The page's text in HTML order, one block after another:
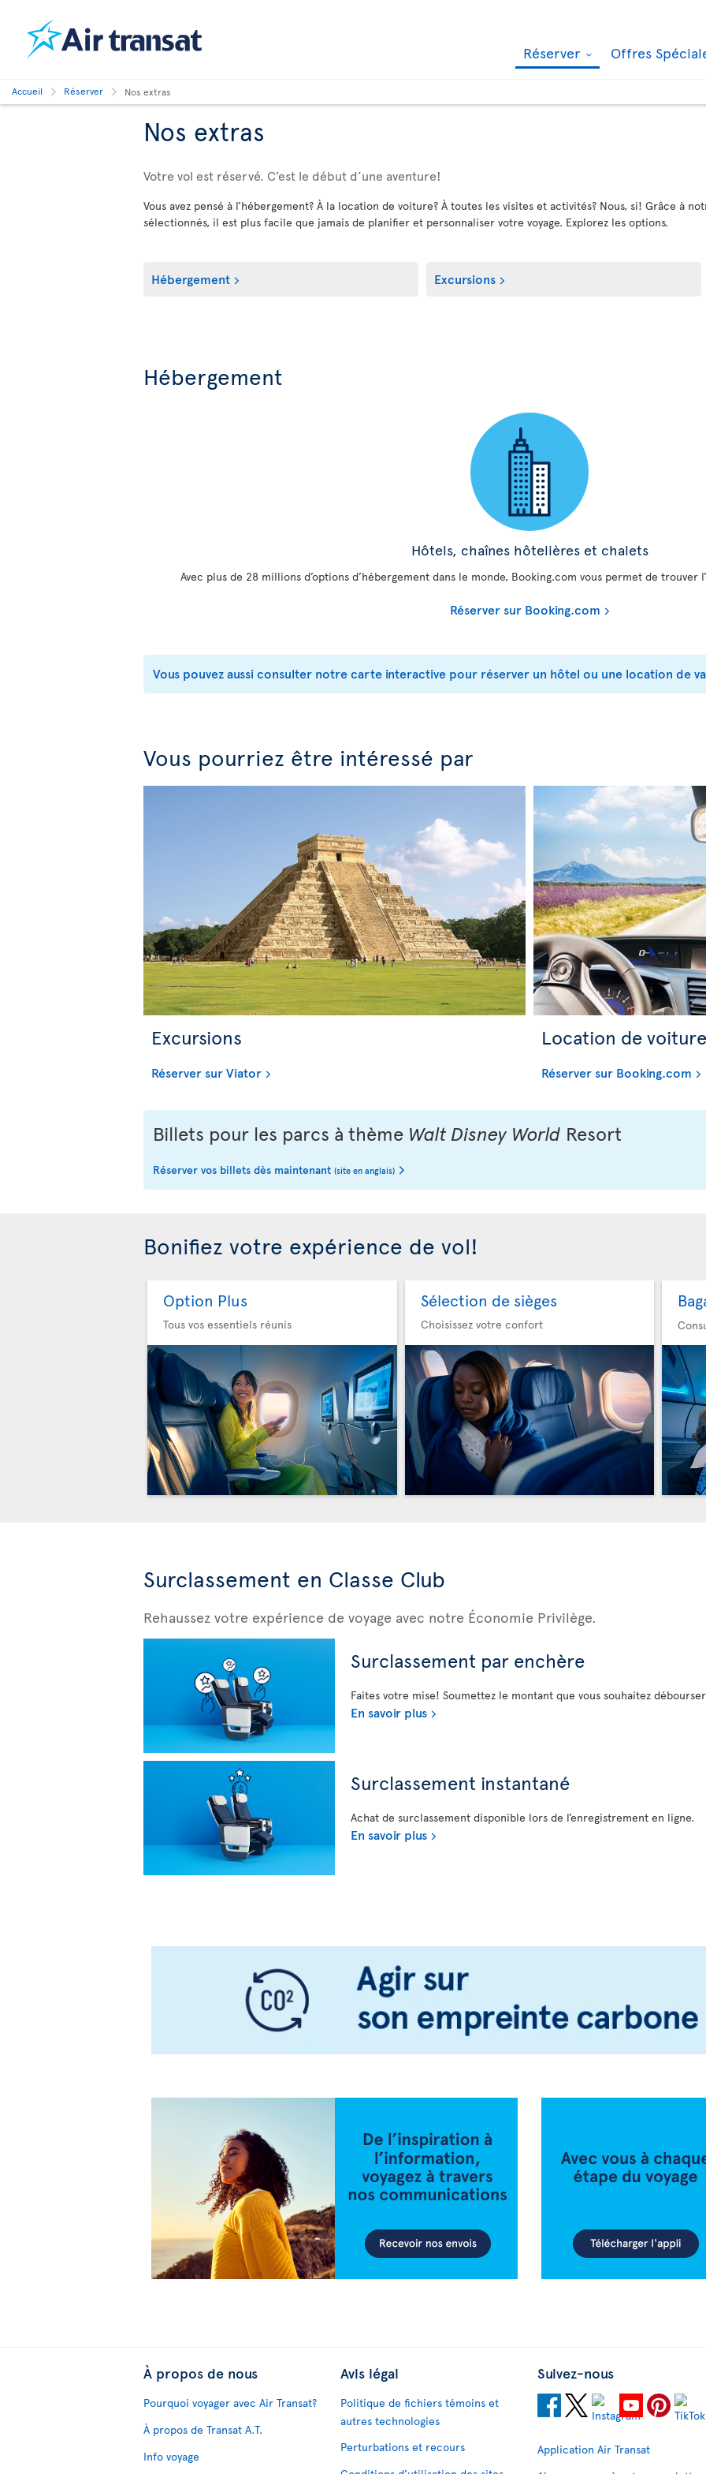
Réserver Offres
Accueil Réserver Nos extras
Nos extras
Votre vol est réservé. C’est le début d’une aventure!
Vous avez pensé à l’hébergement? À la location de voiture? À toutes les visites et activités? Nous, si! Grâce à
sélectionnés, il est plus facile que jamais de planifier et personnaliser votre voyage. Explorez les options.
Hébergement Excursions
Hébergement
Hôtels, chaînes hôtelières et chalets
Avec plus de 28 millions d’options d’hébergement dans le monde, Booking.com vous permet de trouver
Réserver sur Booking.com
Vous pouvez aussi consulter notre carte interactive pour réserver un hôtel ou une location de
Vous pourriez être intéressé par
Excursions
Réserver sur Viator
Location de voiture
Réserver sur Booking.com
Billets pour les parcs à thème Walt Disney World Resort
Réserver vos billets dès maintenant (site en anglais)
Bonifiez votre expérience de vol!
Option Plus
Tous vos essentiels réunis
Sélection de sièges
Choisissez votre confort
Surclassement en Classe Club
Rehaussez votre expérience de voyage avec notre Économie Privilège.
Surclassement par enchère
Faites votre mise! Soumettez le montant que vous souhaitez
En savoir plus
Surclassement instantané
Achat de surclassement disponible lors de l’enregistrement en ligne.
En savoir plus
À propos de nous
Pourquoi voyager avec Air Transat?
À propos de Transat A.T.
Info voyage
Avis légal
Politique de fichiers témoins et
autres technologies
Perturbations et recours
Suivez-nous
Application Air Transat